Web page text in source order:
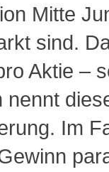
Mitte
sind.
Aktie –
nennt
Im